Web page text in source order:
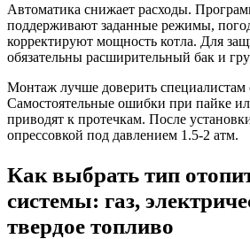
Автоматика снижает расходы.
поддерживают заданные режимы,
корректируют мощность котла. Для
обязательны расширительный бак и
Монтаж лучше доверить специалистам
Самостоятельные ошибки при пайке
приводят к протечкам. После
опрессовкой под давлением 1.5-2 атм.
Как выбрать тип
системы: газ,
твердое топливо